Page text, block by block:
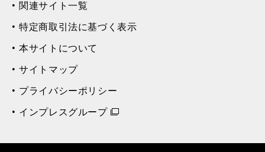
関連サイト一覧
特定商取引法に基づく表示
本サイトについて
サイトマップ
プライバシーポリシー
インプレスグループ